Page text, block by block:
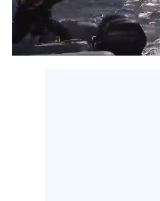
SERVIZI ALLE IMPRESE
LAVORO
BANDI